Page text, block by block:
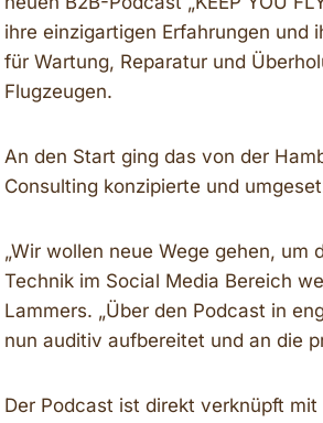
ihre einzigartigen Erfahrungen und
für Wartung, Reparatur und
Flugzeugen.
An den Start ging das von der
Consulting konzipierte und
„Wir wollen neue Wege gehen,
Technik im Social Media Bereich
Lammers. „Über den Podcast in
nun auditiv aufbereitet und an die
Der Podcast ist direkt verknüpft